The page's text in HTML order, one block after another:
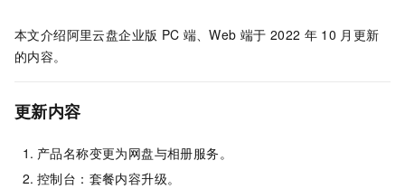
本文介绍阿里云盘企业版 PC 端、Web 端于 2022 年 10 月更新
的内容。
更新内容
产品名称变更为网盘与相册服务。
控制台：套餐内容升级。